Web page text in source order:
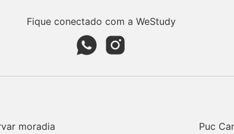
Fique conectado com a WeStudy
moradia Puc